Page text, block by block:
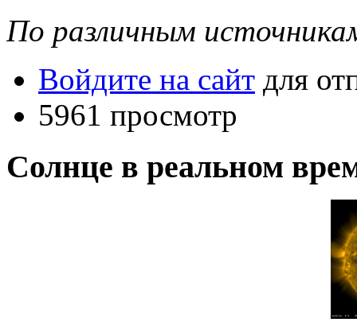
По различным
Войдите на сайт для
5961 просмотр
Солнце в реальном